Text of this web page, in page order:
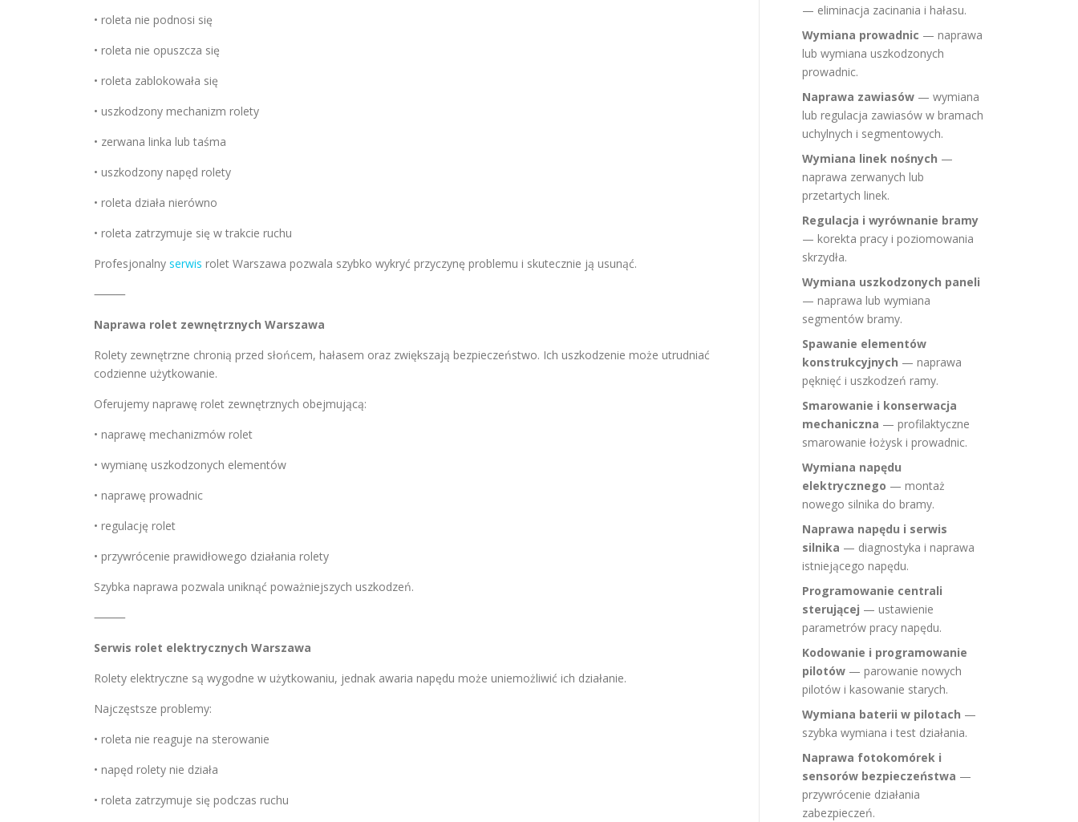
• roleta nie podnosi się
• roleta nie opuszcza się
• roleta zablokowała się
• uszkodzony mechanizm rolety
• zerwana linka lub taśma
• uszkodzony napęd rolety
• roleta działa nierówno
• roleta zatrzymuje się w trakcie ruchu
Profesjonalny serwis rolet Warszawa pozwala szybko wykryć przyczynę problemu i skutecznie ją usunąć.
⸻
Naprawa rolet zewnętrznych Warszawa
Rolety zewnętrzne chronią przed słońcem, hałasem oraz zwiększają bezpieczeństwo. Ich uszkodzenie może utrudniać
codzienne użytkowanie.
Oferujemy naprawę rolet zewnętrznych obejmującą:
• naprawę mechanizmów rolet
• wymianę uszkodzonych elementów
• naprawę prowadnic
• regulację rolet
• przywrócenie prawidłowego działania rolety
Szybka naprawa pozwala uniknąć poważniejszych uszkodzeń.
⸻
Serwis rolet elektrycznych Warszawa
Rolety elektryczne są wygodne w użytkowaniu, jednak awaria napędu może uniemożliwić ich działanie.
Najczęstsze problemy:
• roleta nie reaguje na sterowanie
• napęd rolety nie działa
• roleta zatrzymuje się podczas ruchu
— eliminacja zacinania i hałasu.
Wymiana prowadnic — naprawa
lub wymiana uszkodzonych
prowadnic.
Naprawa zawiasów — wymiana
lub regulacja zawiasów w bramach
uchylnych i segmentowych.
Wymiana linek nośnych —
naprawa zerwanych lub
przetartych linek.
Regulacja i wyrównanie bramy
— korekta pracy i poziomowania
skrzydła.
Wymiana uszkodzonych paneli
— naprawa lub wymiana
segmentów bramy.
Spawanie elementów
konstrukcyjnych — naprawa
pęknięć i uszkodzeń ramy.
Smarowanie i konserwacja
mechaniczna — profilaktyczne
smarowanie łożysk i prowadnic.
Wymiana napędu
elektrycznego — montaż
nowego silnika do bramy.
Naprawa napędu i serwis
silnika — diagnostyka i naprawa
istniejącego napędu.
Programowanie centrali
sterującej — ustawienie
parametrów pracy napędu.
Kodowanie i programowanie
pilotów — parowanie nowych
pilotów i kasowanie starych.
Wymiana baterii w pilotach —
szybka wymiana i test działania.
Naprawa fotokomórek i
sensorów bezpieczeństwa —
przywrócenie działania
zabezpieczeń.